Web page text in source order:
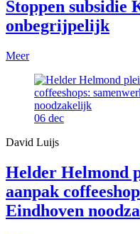
Stoppen subsidie
onbegrijpelijk
Meer
06 dec
David Luijs
Helder Helmond
aanpak
Eindhoven